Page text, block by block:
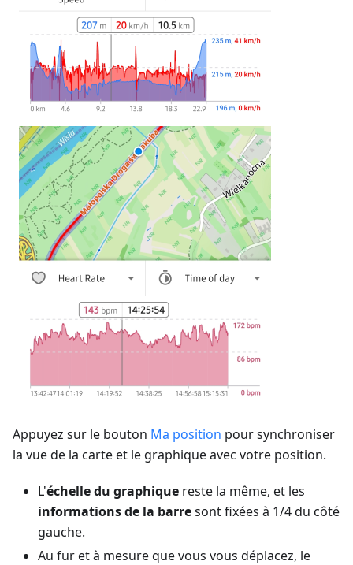
Appuyez sur le bouton Ma position pour synchroniser
la vue de la carte et le graphique avec votre position.
L'échelle du graphique reste la même, et les
informations de la barresont fixées à 1/4 du côté
gauche.
Au fur et à mesure que vous vous déplacez, le